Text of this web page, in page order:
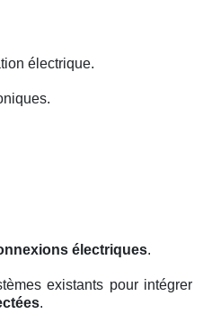
électrique.
électriques.
existants pour intégrer
.